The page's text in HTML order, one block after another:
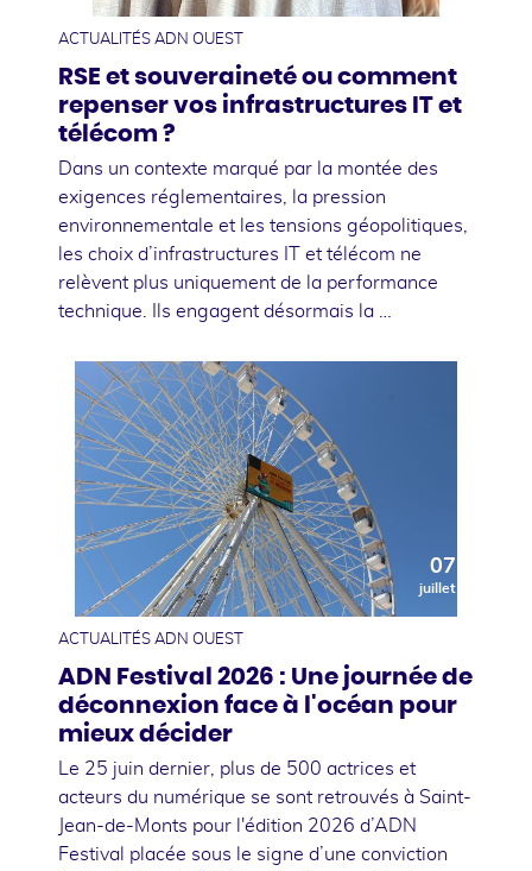
ACTUALITÉS ADN OUEST
RSE et souveraineté ou comment
repenser vos infrastructures IT et
télécom ?
Dans un contexte marqué par la montée des
exigences réglementaires, la pression
environnementale et les tensions géopolitiques,
les choix d’infrastructures IT et télécom ne
relèvent plus uniquement de la performance
technique. Ils engagent désormais la …
07
juillet
ACTUALITÉS ADN OUEST
ADN Festival 2026 : Une journée de
déconnexion face à l'océan pour
mieux décider
Le 25 juin dernier, plus de 500 actrices et
acteurs du numérique se sont retrouvés à Saint-
Jean-de-Monts pour l'édition 2026 d’ADN
Festival placée sous le signe d’une conviction